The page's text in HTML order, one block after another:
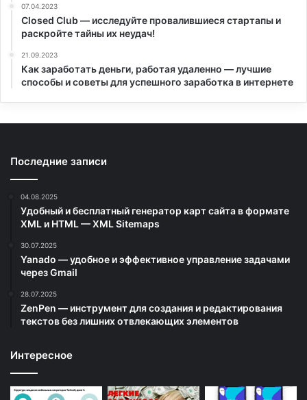
07.04.2023
Closed Club — исследуйте провалившиеся стартапы и
раскройте тайны их неудач!
21.09.2023
Как заработать деньги, работая удаленно — лучшие
способы и советы для успешного заработка в интернете
Последние записи
04.08.2025
Удобный и бесплатный генератор карт сайта в формате
XML и HTML — XML Sitemaps
30.07.2025
Yanado — удобное и эффективное управление задачами
через Gmail
28.07.2025
ZenPen — инструмент для создания и редактирования
текстов без лишних отвлекающих элементов
Интересное